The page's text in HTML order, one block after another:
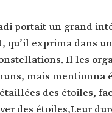
portait un grand
qu’il exprima dans
Il les
mais mentionna
des étoiles,
des étoiles,Leur